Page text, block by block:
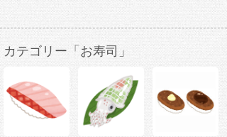
カテゴリー「お寿司」